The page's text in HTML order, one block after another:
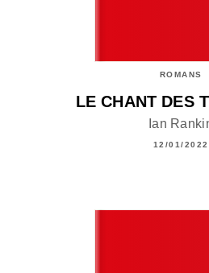
ROMANS
LE CHANT DES
Ian
12/01/2022